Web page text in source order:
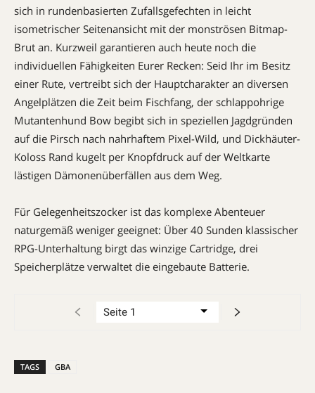
sich in rundenbasierten Zufalls­ge­fechten in leicht
isometrischer Seiten­ansicht mit der monströsen Bitmap-
Brut an. Kurzweil garantieren auch heute noch die
individuellen Fähigkeiten Eurer Recken: Seid Ihr im Besitz
einer Rute, vertreibt sich der Haupt­charakter an diversen
Angel­plätzen die Zeit beim Fisch­fang, der schlappohrige
Mu­tantenhund Bow begibt sich in speziellen Jagd­gründen
auf die Pirsch nach nahrhaftem Pixel-Wild, und Dick­häuter-
Ko­loss Rand kugelt per Knopfdruck auf der Weltkarte
lästigen Dämonen­über­fällen aus dem Weg.
Für Gelegenheitszocker ist das komplexe Abenteuer
naturgemäß weniger geeignet: Über 40 Sunden klassischer
RPG-Unter­haltung birgt das winzige Cartridge, drei
Speicherplätze verwaltet die eingebaute Batterie.
TAGS GBA